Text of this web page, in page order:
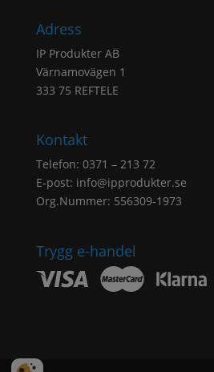
Adress
IP Produkter AB
Värnamovägen 1
333 75 REFTELE
Kontakt
Telefon: 0371 – 213 72
E-post: info@ipprodukter.se
Org.Nummer: 556309-1973
Trygg e-handel